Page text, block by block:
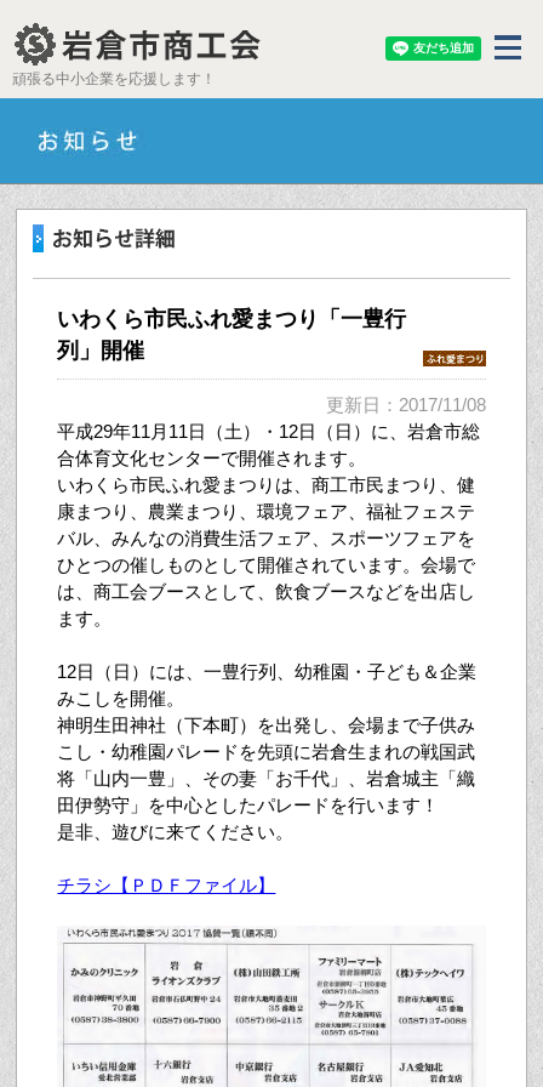
頑張る中小企業を応援します！
いわくら市民ふれ愛まつり「一豊行
列」開催
更新日：2017/11/08
平成29年11月11日（土）・12日（日）に、岩倉市総
合体育文化センターで開催されます。
いわくら市民ふれ愛まつりは、商工市民まつり、健
康まつり、農業まつり、環境フェア、福祉フェステ
バル、みんなの消費生活フェア、スポーツフェアを
ひとつの催しものとして開催されています。会場で
は、商工会ブースとして、飲食ブースなどを出店し
ます。
12日（日）には、一豊行列、幼稚園・子ども＆企業
みこしを開催。
神明生田神社（下本町）を出発し、会場まで子供み
こし・幼稚園パレードを先頭に岩倉生まれの戦国武
将「山内一豊」、その妻「お千代」、岩倉城主「織
田伊勢守」を中心としたパレードを行います！
是非、遊びに来てください。
チラシ【ＰＤＦファイル】